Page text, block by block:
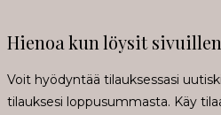
Hienoa kun löysit
Voit hyödyntää tilauksessasi
tilauksesi loppusummasta. Käy